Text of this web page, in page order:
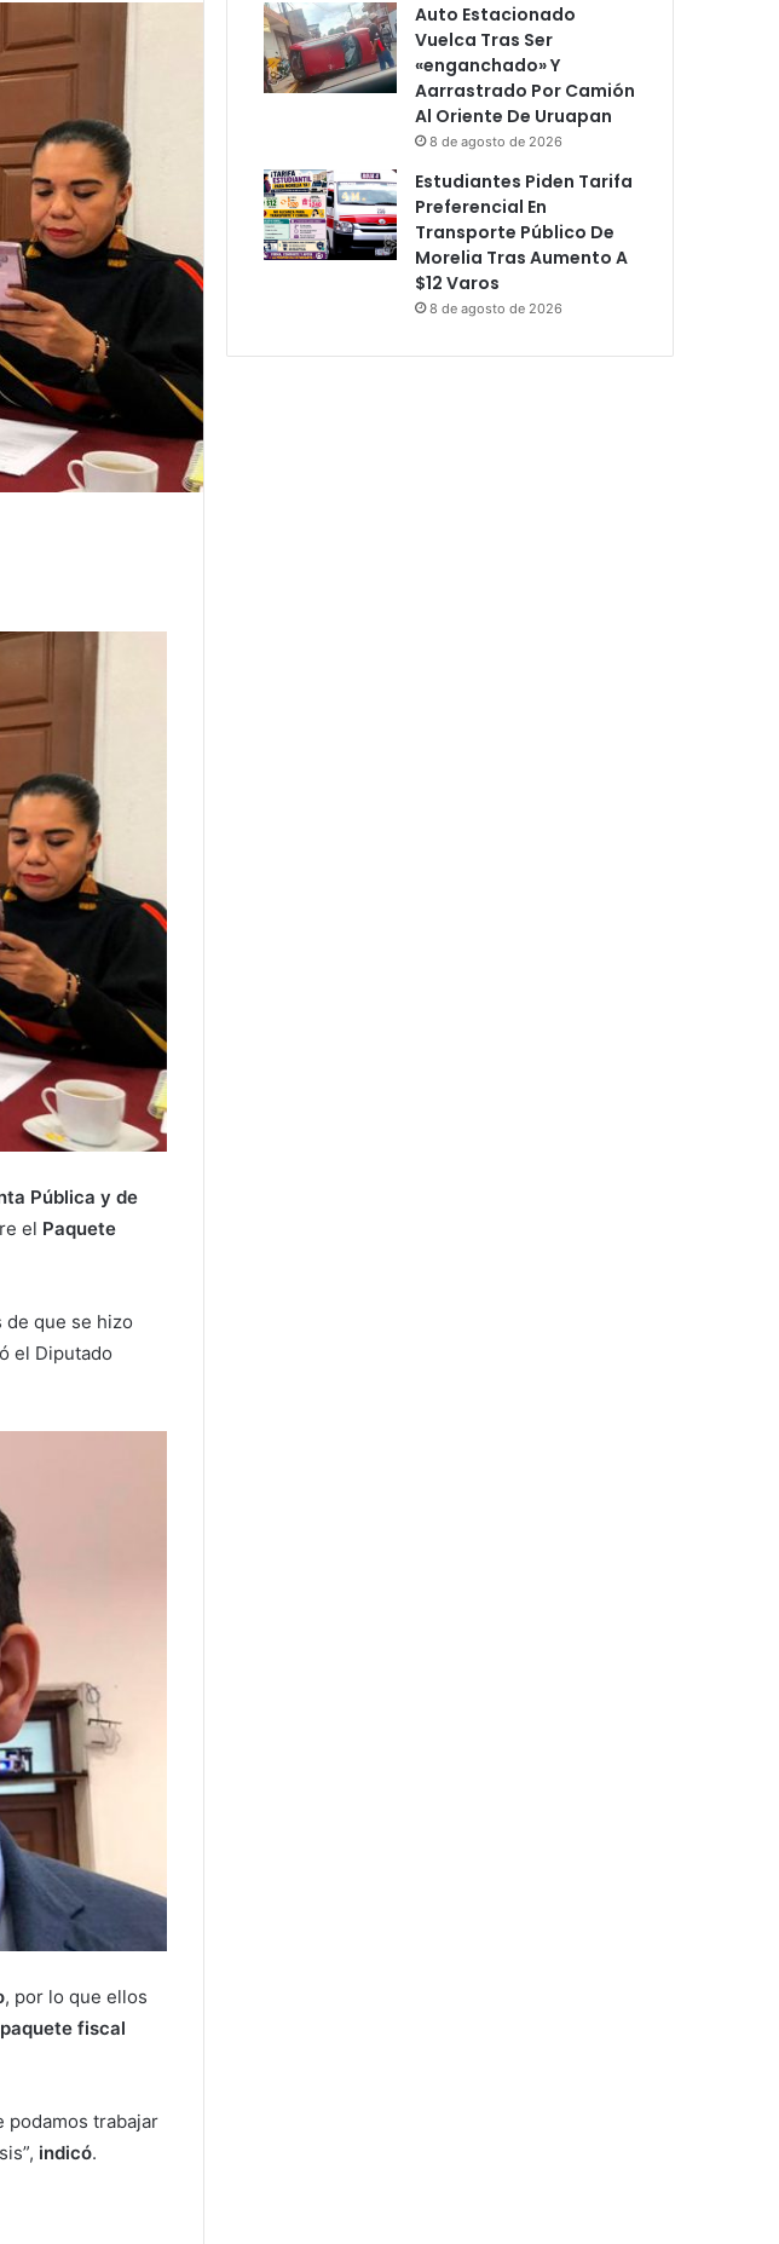
Pública y de
el Paquete
de que se hizo
el Diputado
, por lo que ellos
fiscal
podamos trabajar
indicó.
Auto Estacionado
Vuelca Tras Ser
«enganchado» Y
Aarrastrado Por Camión
Al Oriente De Uruapan
8 de agosto de 2026
Estudiantes Piden Tarifa
Preferencial En
Transporte Público De
Morelia Tras Aumento A
$12 Varos
8 de agosto de 2026